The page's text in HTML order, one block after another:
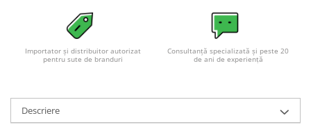
Pachete acumulatori VRLA
Redresoare auto, moto, barci si
stationare
Importator și distribuitor autorizat
pentru sute de branduri
Consultanță specializată și peste 20
de ani de experiență
Descriere